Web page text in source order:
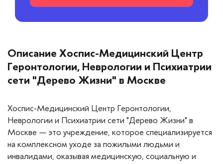
Описание Хоспис-Медицинский Центр
Геронтологии, Неврологии и Психиатрии
сети "Дерево Жизни" в Москве
Хоспис-Медицинский Центр Геронтологии,
Неврологии и Психиатрии сети "Дерево Жизни" в
Москве — это учреждение, которое специализируется
на комплексном уходе за пожилыми людьми и
инвалидами, оказывая медицинскую, социальную и